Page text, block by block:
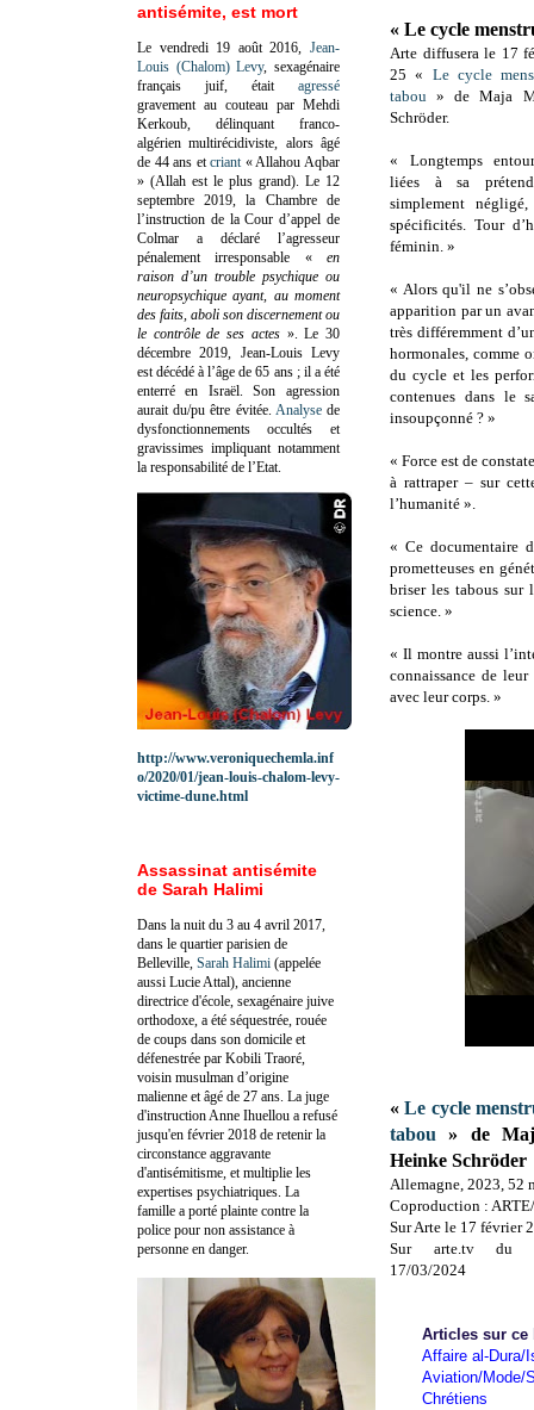
« Le cycle
Arte diffusera le 17
25 « Le cycle
tabou » de Maja
Schröder.
« Longtemps
liées à sa
simplement
spécificités. Tour
féminin. »
« Alors qu'il ne
apparition par un
très différemment
hormonales, comme
du cycle et les
contenues dans le
insoupçonné ? »
« Force est de
à rattraper – sur
l’humanité ».
« Ce documentaire
prometteuses en
briser les tabous sur
science. »
« Il montre aussi
connaissance de
avec leur corps. »
«Le cycle
tabou » de
Heinke Schröder
Allemagne, 2023, 52
Coproduction :
Sur Arte le 17 février
Sur arte.tv du
17/03/2024
Articles sur ce
Affaire al-Dura/
Aviation/Mode/
Chrétiens
antisémite, est mort
Le vendredi 19 août 2016, Jean-
Louis (Chalom) Levy, sexagénaire
français juif, était agressé
gravement au couteau par Mehdi
Kerkoub, délinquant franco-
algérien multirécidiviste, alors âgé
de 44 ans etcriant « Allahou Aqbar
» (Allah est le plus grand). Le 12
septembre 2019, la Chambre de
l’instruction de la Cour d’appel de
Colmar a déclaré l’agresseur
pénalement irresponsable «en
raison d’un trouble psychique ou
neuropsychique ayant, au moment
des faits, aboli son discernement ou
le contrôle de ses actes». Le 30
décembre 2019, Jean-Louis Levy
est décédé à l’âge de 65 ans ; il a été
enterré en Israël. Son agression
aurait du/pu être évitée. Analysede
dysfonctionnements occultés et
gravissimes impliquant notamment
la responsabilité de l’Etat.
http://www.veroniquechemla.inf
o/2020/01/jean-louis-chalom-levy-
victime-dune.html
Assassinat antisémite
de Sarah Halimi
Dans la nuit du 3 au 4 avril 2017,
dans le quartier parisien de
Belleville, Sarah Halimi (appelée
aussi Lucie Attal), ancienne
directrice d'école, sexagénaire juive
orthodoxe, a été séquestrée, rouée
de coups dans son domicile et
défenestrée par Kobili Traoré,
voisin musulman d’origine
malienne et âgé de 27 ans. La juge
d'instruction Anne Ihuellou a refusé
jusqu'en février 2018 de retenir la
circonstance aggravante
d'antisémitisme, et multiplie les
expertises psychiatriques. La
famille a porté plainte contre la
police pour non assistance à
personne en danger.